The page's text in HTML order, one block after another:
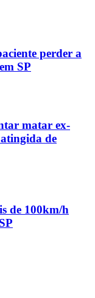
perder a
SP
matar ex-
de
de 100km/h